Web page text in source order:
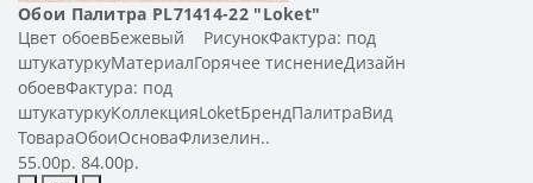
Обои Палитра PL71414-22 "Loket"
Цвет обоевБежевый РисунокФактура: под
штукатуркуМатериалГорячее тиснениеДизайн
обоевФактура: под
штукатуркуКоллекцияLoketБрендПалитраВид
ТовараОбоиОсноваФлизелин..
55.00р. 84.00р.